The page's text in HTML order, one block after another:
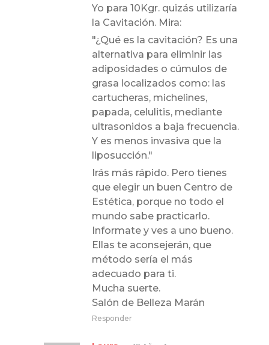
Yo para 10Kgr. quizás utilizaría
la Cavitación. Mira:
"¿Qué es la cavitación? Es una
alternativa para eliminir las
adiposidades o cúmulos de
grasa localizados como: las
cartucheras, michelines,
papada, celulitis, mediante
ultrasonidos a baja frecuencia.
Y es menos invasiva que la
liposucción."
Irás más rápido. Pero tienes
que elegir un buen Centro de
Estética, porque no todo el
mundo sabe practicarlo.
Informate y ves a uno bueno.
Ellas te aconsejerán, que
método sería el más
adecuado para ti.
Mucha suerte.
Salón de Belleza Marán
Responder